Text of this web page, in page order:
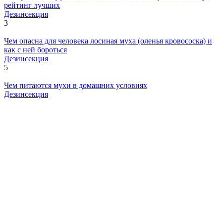
рейтинг лучших
Дезинсекция
3
Чем опасна для человека лосиная муха (оленья кровососка) и
как с ней бороться
Дезинсекция
5
Чем питаются мухи в домашних условиях
Дезинсекция